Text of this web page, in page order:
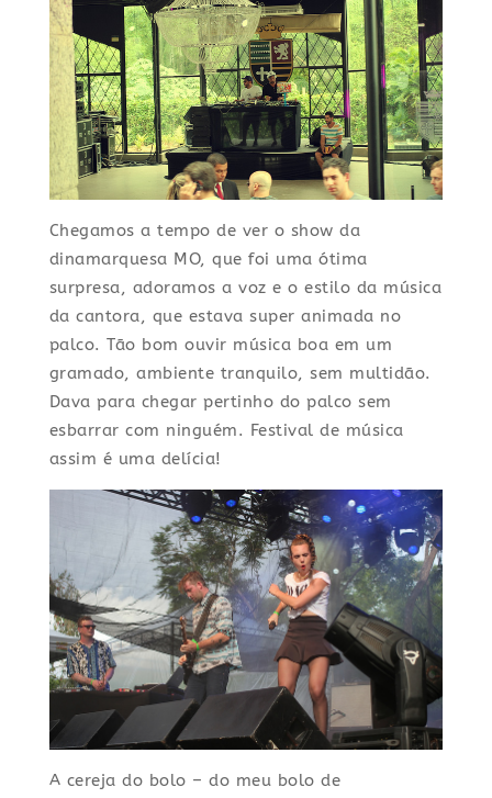
Chegamos a tempo de ver o show da
dinamarquesa MO, que foi uma ótima
surpresa, adoramos a voz e o estilo da música
da cantora, que estava super animada no
palco. Tão bom ouvir música boa em um
gramado, ambiente tranquilo, sem multidão.
Dava para chegar pertinho do palco sem
esbarrar com ninguém. Festival de música
assim é uma delícia!
A cereja do bolo – do meu bolo de